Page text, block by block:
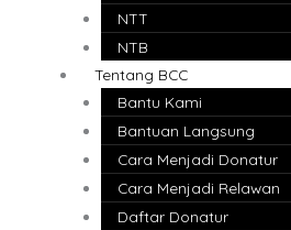
NTT
NTB
Tentang BCC
Bantu Kami
Bantuan Langsung
Cara Menjadi Donatur
Cara Menjadi Relawan
Daftar Donatur